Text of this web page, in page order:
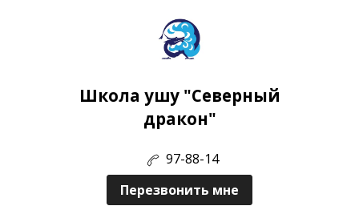
Школа ушу "Северный
дракон"
97-88-14
Перезвонить мне